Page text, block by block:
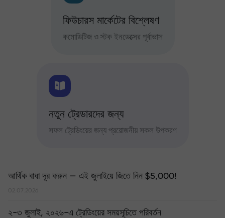
ফিউচারস মার্কেটের বিশ্লেষণ
কমোডিটিজ ও স্টক ইনডেক্সের পূর্বাভাস
নতুন ট্রেডারদের জন্য
সফল ট্রেডিংয়ের জন্য প্রয়োজনীয় সকল উপকরণ
আর্থিক বাধা দূর করুন — এই জুলাইয়ে জিতে নিন $5,000!
02.07.2026
২-৩ জুলাই, ২০২৬-এ ট্রেডিংয়ের সময়সূচিতে পরিবর্তন